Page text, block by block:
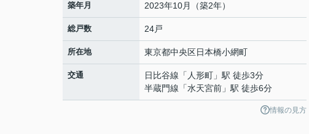
築年月 2023年10月（築2年）
総戸数 24戸
所在地 東京都中央区日本橋小網町
交通 日比谷線 「 人形町 」駅 徒歩3分
半蔵門線 「水天宮前 」駅 徒歩6分
情報の見方